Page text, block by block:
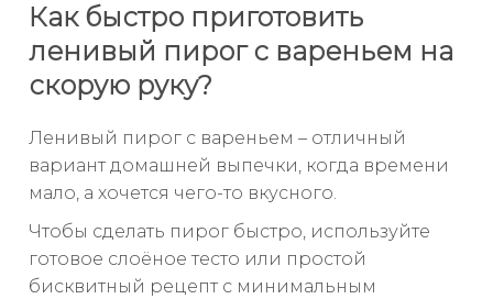
Как быстро приготовить
ленивый пирог с вареньем на
скорую руку?
Ленивый пирог с вареньем – отличный
вариант домашней выпечки, когда времени
мало, а хочется чего-то вкусного.
Чтобы сделать пирог быстро, используйте
готовое слоёное тесто или простой
бисквитный рецепт с минимальным